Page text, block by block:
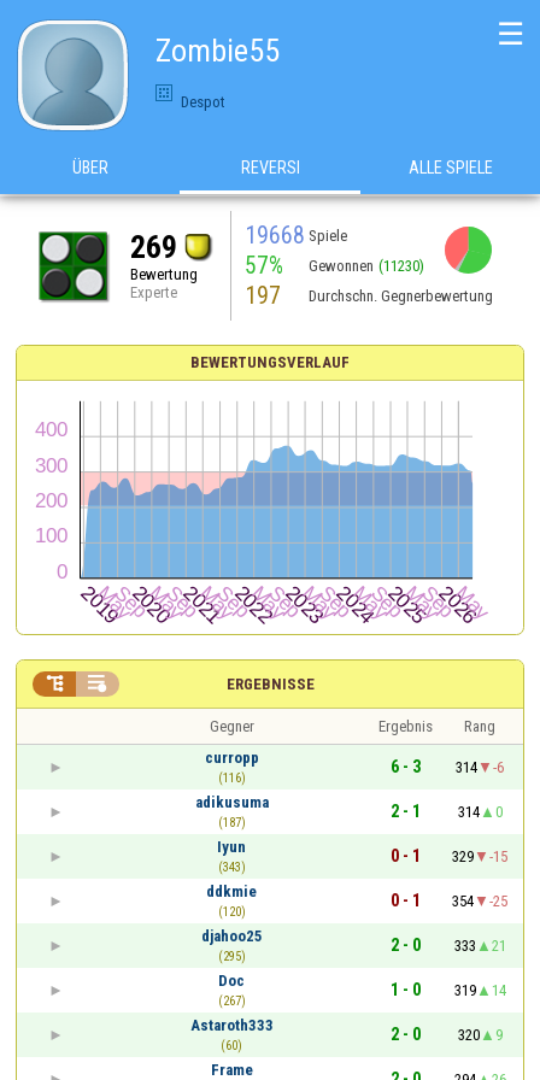
Zombie55
Despot
☰
ÜBER REVERSI ALLE SPIELE
269
Bewertung
Experte
19668 Spiele
57% Gewonnen (11230)
197 Durchschn. Gegnerbewertung
BEWERTUNGSVERLAUF
ERGEBNISSE
 
Gegner Ergebnis
Rang
curropp
(116)
6 - 3 314
-6
adikusuma
(187)
2 - 1 314
0
Iyun
(343)
0 - 1 329
-15
ddkmie
(120)
0 - 1 354
-25
djahoo25
(295)
2 - 0 333
21
Doc
(267)
1 - 0 319
14
Astaroth333
(60)
2 - 0 320
9
Frame